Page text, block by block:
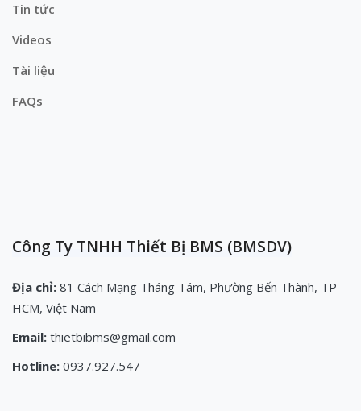
Tin tức
Videos
Tài liệu
FAQs
Công Ty TNHH Thiết Bị BMS (BMSDV)
Địa chỉ: 81 Cách Mạng Tháng Tám, Phường Bến Thành, TP
HCM, Việt Nam
Email: thietbibms@gmail.com
Hotline: 0937.927.547